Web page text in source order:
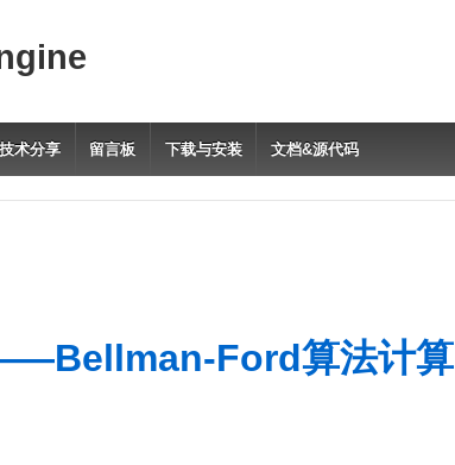
技术分享 留言板 下载与安装 文档&源代码
Ford算法计算